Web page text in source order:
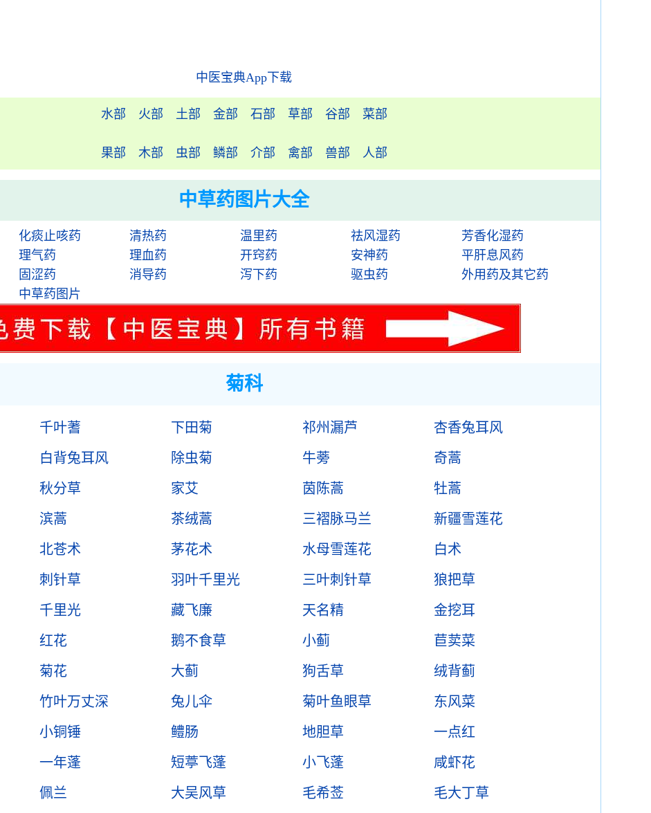
中医宝典App下载
水部 火部 土部 金部 石部 草部 谷部 菜部
果部 木部 虫部 鳞部 介部 禽部 兽部 人部
中草药图片大全
化痰止咳药 清热药 温里药 祛风湿药
芳香化湿药
理气药 理血药 开窍药 安神药
平肝息风药
固涩药 消导药 泻下药 驱虫药
外用药及其它药
中草药图片
菊科
千叶蓍 下田菊 祁州漏芦
杏香兔耳风
白背兔耳风 除虫菊 牛蒡
奇蒿
秋分草 家艾 茵陈蒿
牡蒿
滨蒿 茶绒蒿 三褶脉马兰
新疆雪莲花
北苍术 茅花术 水母雪莲花
白术
刺针草 羽叶千里光 三叶刺针草
狼把草
千里光 藏飞廉 天名精
金挖耳
红花 鹅不食草 小蓟
苣荬菜
菊花 大蓟 狗舌草
绒背蓟
竹叶万丈深 兔儿伞 菊叶鱼眼草
东风菜
小铜锤 鳢肠 地胆草
一点红
一年蓬 短葶飞蓬 小飞蓬
咸虾花
佩兰 大吴风草 毛希莶
毛大丁草